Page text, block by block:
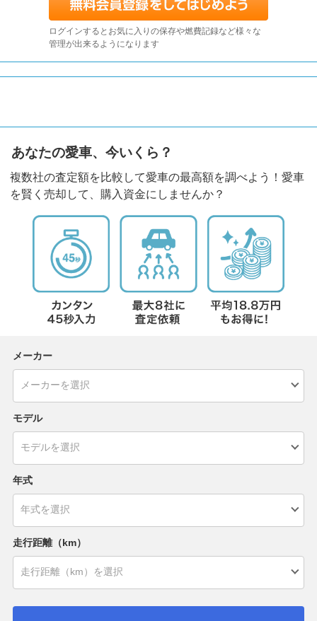
ログインするとお気に入りの保存や燃費記録など様々な
管理が出来るようになります
あなたの愛車、今いくら？
複数社の査定額を比較して愛車の最高額を調べよう！愛車
を賢く売却して、購入資金にしませんか？
メーカー
モデル
年式
走行距離（km）